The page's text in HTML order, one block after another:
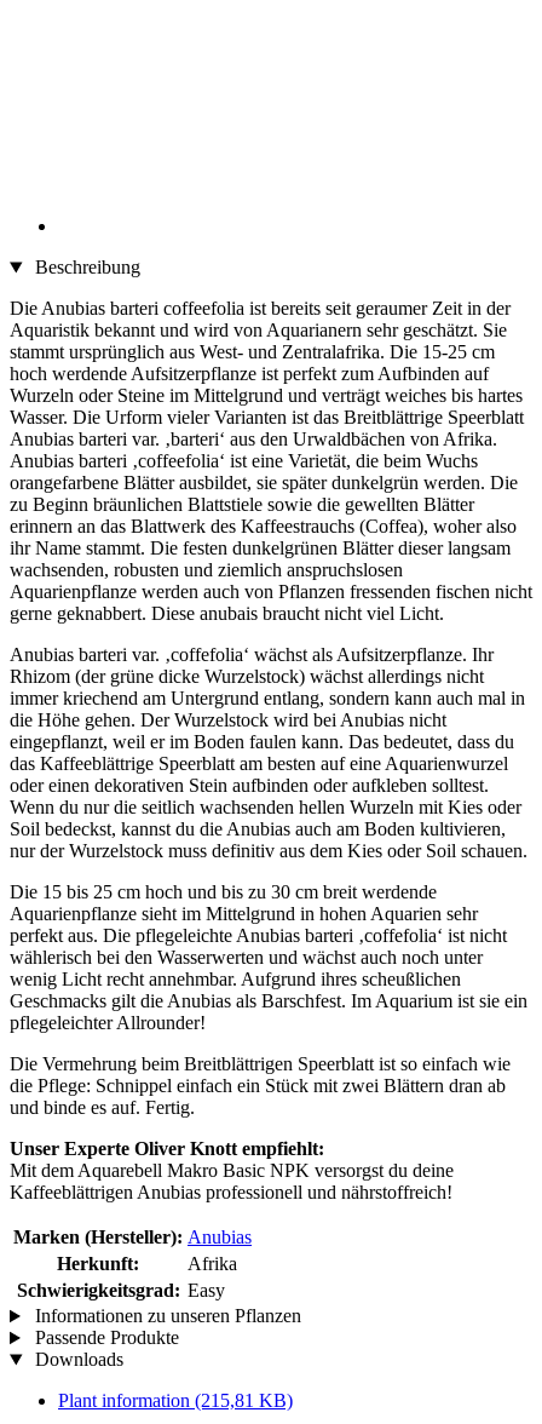
Beschreibung
Die Anubias barteri coffeefolia ist bereits seit geraumer Zeit in der
Aquaristik bekannt und wird von Aquarianern sehr geschätzt. Sie
stammt ursprünglich aus West- und Zentralafrika. Die 15-25 cm
hoch werdende Aufsitzerpflanze ist perfekt zum Aufbinden auf
Wurzeln oder Steine im Mittelgrund und verträgt weiches bis hartes
Wasser. Die Urform vieler Varianten ist das Breitblättrige Speerblatt
Anubias barteri var. ‚barteri‘ aus den Urwaldbächen von Afrika.
Anubias barteri ‚coffeefolia‘ ist eine Varietät, die beim Wuchs
orangefarbene Blätter ausbildet, sie später dunkelgrün werden. Die
zu Beginn bräunlichen Blattstiele sowie die gewellten Blätter
erinnern an das Blattwerk des Kaffeestrauchs (Coffea), woher also
ihr Name stammt. Die festen dunkelgrünen Blätter dieser langsam
wachsenden, robusten und ziemlich anspruchslosen
Aquarienpflanze werden auch von Pflanzen fressenden fischen nicht
gerne geknabbert. Diese anubais braucht nicht viel Licht.
Anubias barteri var. ‚coffefolia‘ wächst als Aufsitzerpflanze. Ihr
Rhizom (der grüne dicke Wurzelstock) wächst allerdings nicht
immer kriechend am Untergrund entlang, sondern kann auch mal in
die Höhe gehen. Der Wurzelstock wird bei Anubias nicht
eingepflanzt, weil er im Boden faulen kann. Das bedeutet, dass du
das Kaffeeblättrige Speerblatt am besten auf eine Aquarienwurzel
oder einen dekorativen Stein aufbinden oder aufkleben solltest.
Wenn du nur die seitlich wachsenden hellen Wurzeln mit Kies oder
Soil bedeckst, kannst du die Anubias auch am Boden kultivieren,
nur der Wurzelstock muss definitiv aus dem Kies oder Soil schauen.
Die 15 bis 25 cm hoch und bis zu 30 cm breit werdende
Aquarienpflanze sieht im Mittelgrund in hohen Aquarien sehr
perfekt aus. Die pflegeleichte Anubias barteri ‚coffefolia‘ ist nicht
wählerisch bei den Wasserwerten und wächst auch noch unter
wenig Licht recht annehmbar. Aufgrund ihres scheußlichen
Geschmacks gilt die Anubias als Barschfest. Im Aquarium ist sie ein
pflegeleichter Allrounder!
Die Vermehrung beim Breitblättrigen Speerblatt ist so einfach wie
die Pflege: Schnippel einfach ein Stück mit zwei Blättern dran ab
und binde es auf. Fertig.
Unser Experte Oliver Knott empfiehlt:
Mit dem Aquarebell Makro Basic NPK versorgst du deine
Kaffeeblättrigen Anubias professionell und nährstoffreich!
Marken (Hersteller): Anubias
Herkunft:
Afrika
Schwierigkeitsgrad: Easy
Informationen zu unseren Pflanzen
Passende Produkte
Downloads
Plant information (215,81 KB)